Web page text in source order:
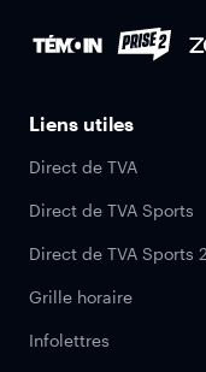
Liens utiles
Direct de TVA
Direct de TVA Sports
Direct de TVA Sports 2
Grille horaire
Infolettres